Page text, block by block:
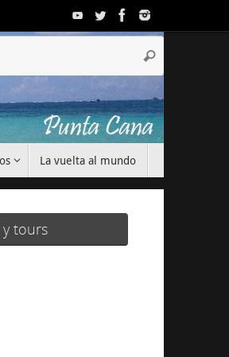
Buscar
La vuelta al mundo
y tours